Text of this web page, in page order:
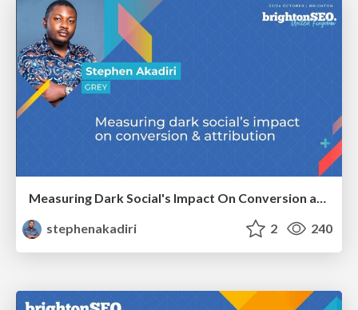
Measuring Dark Social's Impact On Conversion and Attribution
stephenakadiri
2 240